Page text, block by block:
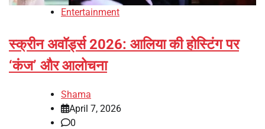
Entertainment
स्क्रीन अवॉर्ड्स 2026: आलिया की होस्टिंग पर
‘कंज’ और आलोचना
Shama
April 7, 2026
0